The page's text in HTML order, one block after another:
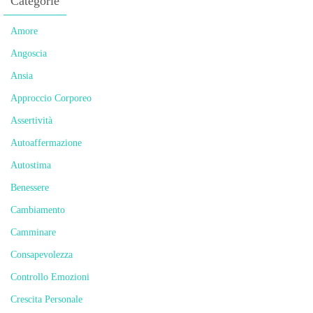
Amore
Angoscia
Ansia
Approccio Corporeo
Assertività
Autoaffermazione
Autostima
Benessere
Cambiamento
Camminare
Consapevolezza
Controllo Emozioni
Crescita Personale